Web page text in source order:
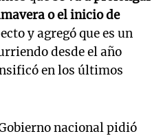
o el inicio de
y agregó que es un
desde el año
en los últimos
nacional pidió